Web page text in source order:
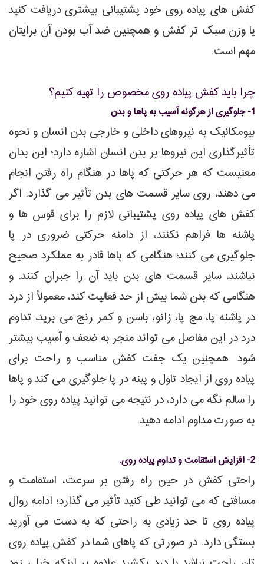
کفش های پیاده روی خود پشتیبانی بیشتری دریافت کنید
یا وزن سبک تر کفش و همچنین ضد آب بودن آن برایتان
مهم است.
چرا باید کفش پیاده روی مخصوص را تهیه کنیم؟
1- جلوگیری از هرگونه آسیب به پاها و بدن
بیومکانیک به نیروهای داخلی و خارجی بدن انسان و نحوه
تأثیرگذاری این نیروها بر بدن انسان اشاره دارد؛ این بدان
معنیست که هر حرکتی که پاها در هنگام راه رفتن انجام
می دهند، روی سایر قسمت های بدن تأثیر می گذارد. اگر
کفش های پیاده روی پشتیبانی لازم را برای قوس ها و
پاشنه ها فراهم نکنند، از دامنه حرکتی ضروری در پا
جلوگیری می کنند؛ هنگامی که پاها قادر به عملکرد صحیح
نباشند، سایر قسمت های بدن باید آن را جبران کنند. و
هنگامی که بدن شما بیش از حد فعالیت کند، معمولاً از درد
در پاشنه پا، مچ پا، زانو، باسن و کمر رنج می برید، تداوم
درد در این مفاصل می تواند منجر به ضعف و آسیب بیشتر
شود. همچنین یک جفت کفش مناسب و راحت برای
پیاده روی از ایجاد تاول و پینه در پا جلوگیری می کند و پاها
را سالم نگه می دارد، در نتیجه می توانید پیاده روی خود را
به صورت مداوم ادامه دهید.
2- افزایش استقامت و تداوم پیاده روی.
راحتی کفش در حین راه رفتن بر سرعت، استقامت و
مسافتی که می توانید طی کنید تأثیر می گذارد؛ ادامه روال
پیاده روی تا حد زیادی به راحتی که به دست می آورید
بستگی دارد. در صورتی که پاهای شما در کفش پیاده روی